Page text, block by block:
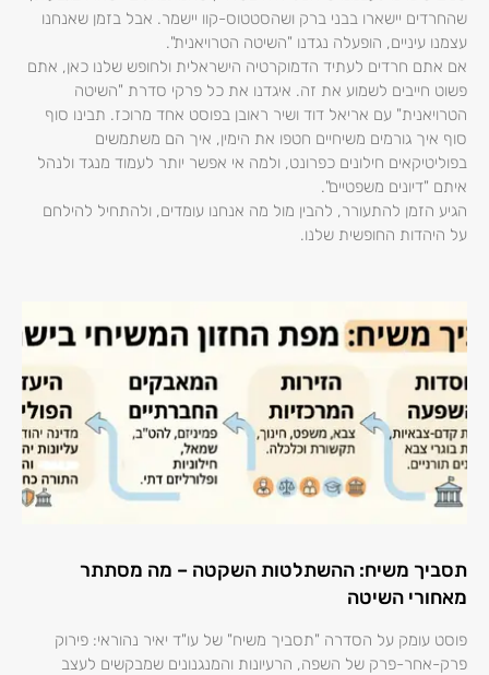
שהחרדים יישארו בבני ברק ושהסטטוס-קוו יישמר. אבל בזמן שאנחנו
עצמנו עיניים, הופעלה נגדנו "השיטה הטרויאנית".
אם אתם חרדים לעתיד הדמוקרטיה הישראלית ולחופש שלנו כאן, אתם
פשוט חייבים לשמוע את זה. איגדנו את כל פרקי סדרת "השיטה
הטרויאנית" עם אריאל דוד ושיר ראובן בפוסט אחד מרוכז. תבינו סוף
סוף איך גורמים משיחיים חטפו את הימין, איך הם משתמשים
בפוליטיקאים חילונים כפרונט, ולמה אי אפשר יותר לעמוד מנגד ולנהל
איתם "דיונים משפטיים".
הגיע הזמן להתעורר, להבין מול מה אנחנו עומדים, ולהתחיל להילחם
על היהדות החופשית שלנו.
תסביך משיח: ההשתלטות השקטה – מה מסתתר
מאחורי השיטה
פוסט עומק על הסדרה "תסביך משיח" של עו"ד יאיר נהוראי: פירוק
פרק-אחר-פרק של השפה, הרעיונות והמנגנונים שמבקשים לעצב